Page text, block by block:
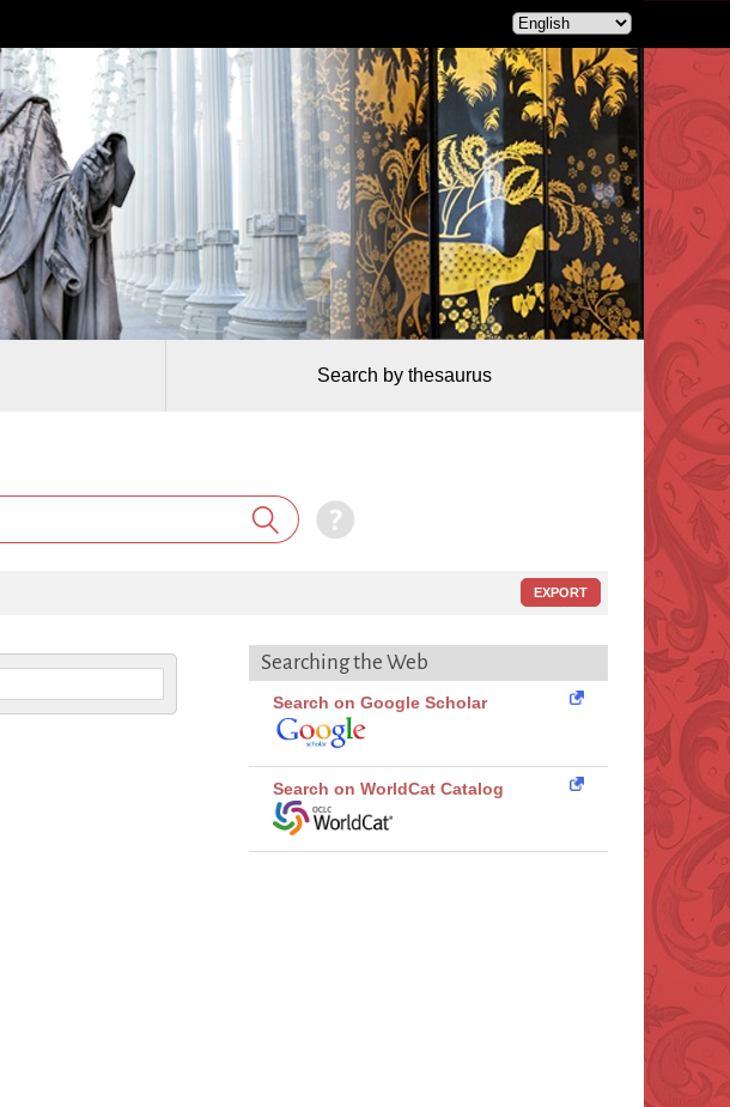
Search by thesaurus
EXPORT
Searching the Web
Search on Google Scholar
Search on WorldCat Catalog